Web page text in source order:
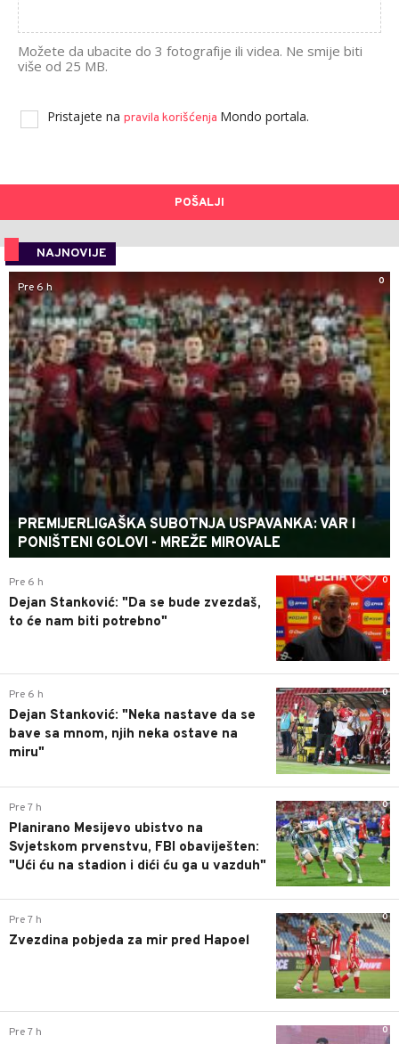
Možete da ubacite do 3 fotografije ili videa. Ne smije biti
više od 25 MB.
Pristajete na pravila korišćenja Mondo portala.
POŠALJI
NAJNOVIJE
0
Pre 6 h
PREMIJERLIGAŠKA SUBOTNJA USPAVANKA: VAR I
PONIŠTENI GOLOVI - MREŽE MIROVALE
0
Pre 6 h
Dejan Stanković: "Da se bude zvezdaš,
to će nam biti potrebno"
0
Pre 6 h
Dejan Stanković: "Neka nastave da se
bave sa mnom, njih neka ostave na
miru"
0
Pre 7 h
Planirano Mesijevo ubistvo na
Svjetskom prvenstvu, FBI obaviješten:
"Ući ću na stadion i dići ću ga u vazduh"
0
Pre 7 h
Zvezdina pobjeda za mir pred Hapoel
0
Pre 7 h